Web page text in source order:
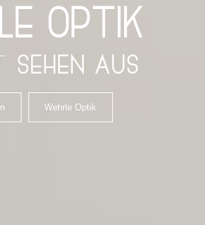
OPTIK
SEHEN AUS
Wehrle Optik